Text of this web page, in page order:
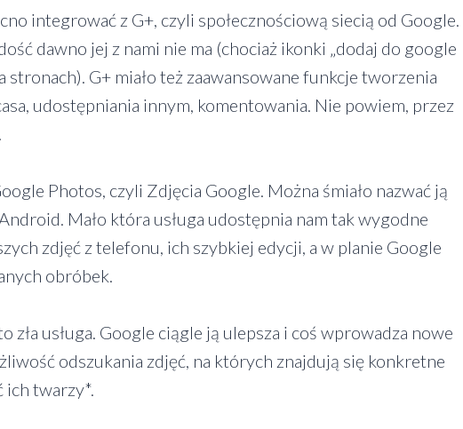
integrować z G+, czyli społecznościową siecią od Google.
dawno jej z nami nie ma (chociaż ikonki „dodaj do google
stronach). G+ miało też zaawansowane funkcje tworzenia
udostępniania innym, komentowania. Nie powiem, przez
Photos, czyli Zdjęcia Google. Można śmiało nazwać ją
Mało która usługa udostępnia nam tak wygodne
zdjęć z telefonu, ich szybkiej edycji, a w planie Google
obróbek.
zła usługa. Google ciągle ją ulepsza i coś wprowadza nowe
odszukania zdjęć, na których znajdują się konkretne
ich twarzy*.